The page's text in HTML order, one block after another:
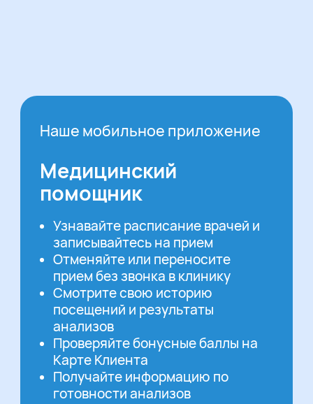
Наше мобильное приложение
Медицинский
помощник
Узнавайте расписание врачей и
записывайтесь на прием
Отменяйте или переносите
прием без звонка в клинику
Смотрите свою историю
посещений и результаты
анализов
Проверяйте бонусные баллы на
Карте Клиента
Получайте информацию по
готовности анализов